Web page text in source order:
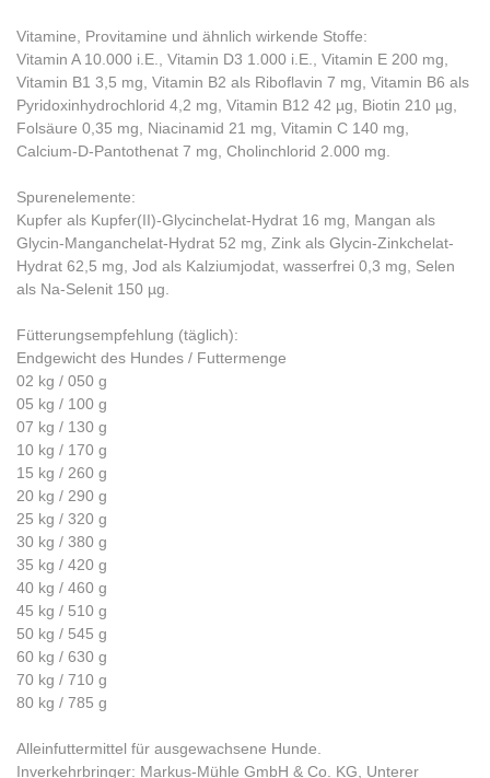
Vitamine, Provitamine und ähnlich wirkende Stoffe:
Vitamin A 10.000 i.E., Vitamin D3 1.000 i.E., Vitamin E 200 mg,
Vitamin B1 3,5 mg, Vitamin B2 als Riboflavin 7 mg, Vitamin B6 als
Pyridoxinhydrochlorid 4,2 mg, Vitamin B12 42 µg, Biotin 210 µg,
Folsäure 0,35 mg, Niacinamid 21 mg, Vitamin C 140 mg,
Calcium-D-Pantothenat 7 mg, Cholinchlorid 2.000 mg.
Spurenelemente:
Kupfer als Kupfer(II)-Glycinchelat-Hydrat 16 mg, Mangan als
Glycin-Manganchelat-Hydrat 52 mg, Zink als Glycin-Zinkchelat-
Hydrat 62,5 mg, Jod als Kalziumjodat, wasserfrei 0,3 mg, Selen
als Na-Selenit 150 µg.
Fütterungsempfehlung (täglich):
Endgewicht des Hundes / Futtermenge
02 kg / 050 g
05 kg / 100 g
07 kg / 130 g
10 kg / 170 g
15 kg / 260 g
20 kg / 290 g
25 kg / 320 g
30 kg / 380 g
35 kg / 420 g
40 kg / 460 g
45 kg / 510 g
50 kg / 545 g
60 kg / 630 g
70 kg / 710 g
80 kg / 785 g
Alleinfuttermittel für ausgewachsene Hunde.
Inverkehrbringer: Markus-Mühle GmbH & Co. KG, Unterer